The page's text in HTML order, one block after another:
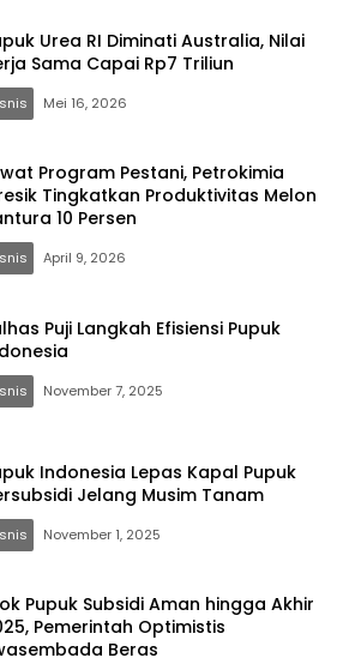
Urea RI Diminati Australia, Nilai
Sama Capai Rp7 Triliun
Mei 16, 2026
Program Pestani, Petrokimia
Tingkatkan Produktivitas Melon
10 Persen
April 9, 2026
Puji Langkah Efisiensi Pupuk
November 7, 2025
Indonesia Lepas Kapal Pupuk
Jelang Musim Tanam
November 1, 2025
Pupuk Subsidi Aman hingga Akhir
Pemerintah Optimistis
Beras